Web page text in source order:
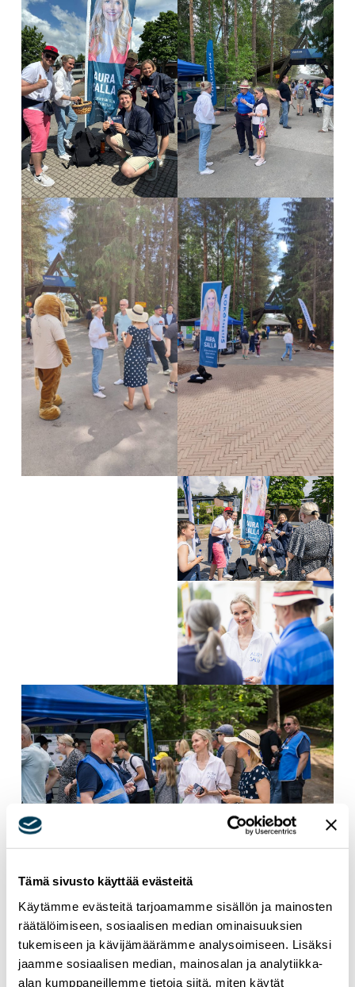
Tämä sivusto käyttää evästeitä
Käytämme evästeitä tarjoamamme sisällön ja mainosten
räätälöimiseen, sosiaalisen median ominaisuuksien
tukemiseen ja kävijämäärämme analysoimiseen. Lisäksi
jaamme sosiaalisen median, mainosalan ja analytiikka-
alan kumppaneillemme tietoja siitä, miten käytät